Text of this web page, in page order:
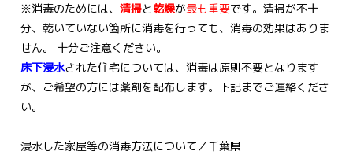
※消毒のためには、 清掃と乾燥が最も重要です。清掃が不十
分、乾いていない箇所に消毒を行っても、消毒の効果はありま
せん。
十分ご注意ください。
床下浸水された住宅については、消毒は原則不要となります
が、ご希望の方には薬剤を配布します。下記までご連絡くださ
い。
浸水した家屋等の消毒方法について／千葉県